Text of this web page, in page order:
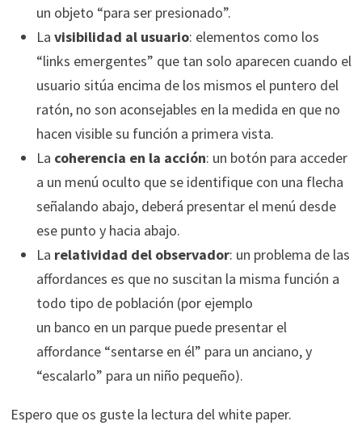
un objeto “para ser presionado”.
La visibilidad al usuario: elementos como los
“links emergentes” que tan solo aparecen cuando el
usuario sitúa encima de los mismos el puntero del
ratón, no son aconsejables en la medida en que no
hacen visible su función a primera vista.
La coherencia en la acción: un botón para acceder
a un menú oculto que se identifique con una flecha
señalando abajo, deberá presentar el menú desde
ese punto y hacia abajo.
La relatividad del observador: un problema de las
affordances es que no suscitan la misma función a
todo tipo de población (por ejemplo
un banco en un parque puede presentar el
affordance “sentarse en él” para un anciano, y
“escalarlo” para un niño pequeño).
Espero que os guste la lectura del white paper.